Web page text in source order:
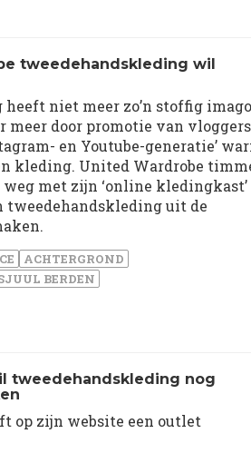
tweedehandskleding wil
niet meer zo’n stoffig imago
meer door promotie van vloggers
en Youtube-generatie’
kleding. United Wardrobe
weg met zijn ‘online kledingkast’
tweedehandskleding uit de
ACHTERGROND
BERDEN
tweedehandskleding nog
op zijn website een outlet